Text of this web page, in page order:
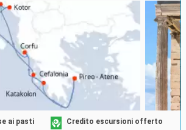
ai pasti
Credito escursioni offerto